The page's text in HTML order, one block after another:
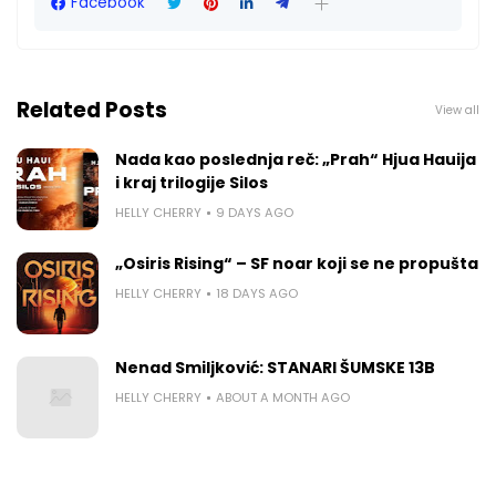
Related Posts View all
Nada kao poslednja reč: „Prah“ Hjua Hauija
i kraj trilogije Silos
HELLY CHERRY 9 DAYS AGO
„Osiris Rising“ – SF noar koji se ne propušta
HELLY CHERRY 18 DAYS AGO
Nenad Smiljković: STANARI ŠUMSKE 13B
HELLY CHERRY ABOUT A MONTH AGO